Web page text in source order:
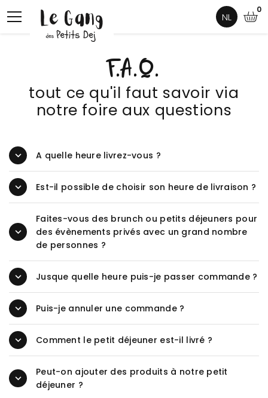
0
NL
F.A.Q.
tout ce qu'il faut savoir via
notre foire aux questions
A quelle heure livrez-vous ?
Est-il possible de choisir son heure de livraison ?
Faites-vous des brunch ou petits déjeuners pour
des évènements privés avec un grand nombre
de personnes ?
Jusque quelle heure puis-je passer commande ?
Puis-je annuler une commande ?
Comment le petit déjeuner est-il livré ?
Peut-on ajouter des produits à notre petit
déjeuner ?